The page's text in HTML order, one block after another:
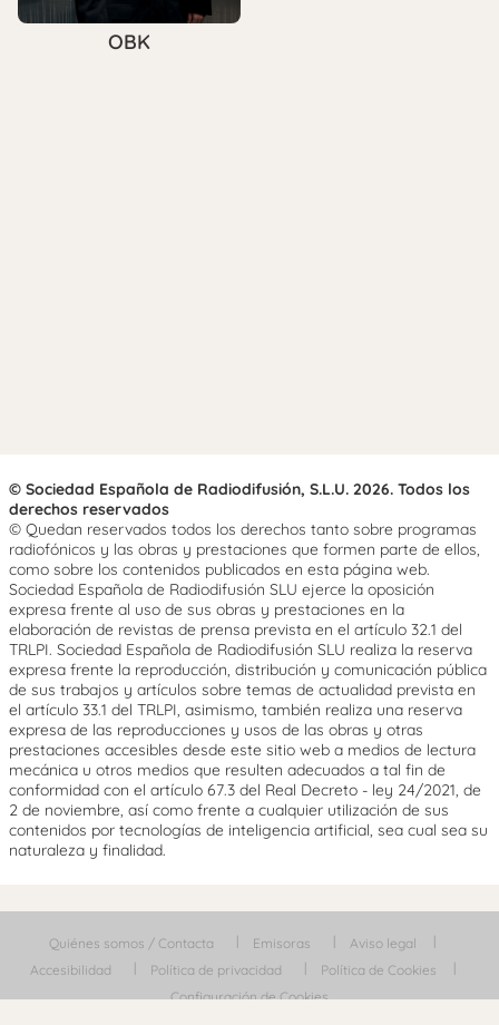
OBK
© Sociedad Española de Radiodifusión, S.L.U. 2026. Todos los
derechos reservados
© Quedan reservados todos los derechos tanto sobre programas
radiofónicos y las obras y prestaciones que formen parte de ellos,
como sobre los contenidos publicados en esta página web.
Sociedad Española de Radiodifusión SLU ejerce la oposición
expresa frente al uso de sus obras y prestaciones en la
elaboración de revistas de prensa prevista en el artículo 32.1 del
TRLPI. Sociedad Española de Radiodifusión SLU realiza la reserva
expresa frente la reproducción, distribución y comunicación pública
de sus trabajos y artículos sobre temas de actualidad prevista en
el artículo 33.1 del TRLPI, asimismo, también realiza una reserva
expresa de las reproducciones y usos de las obras y otras
prestaciones accesibles desde este sitio web a medios de lectura
mecánica u otros medios que resulten adecuados a tal fin de
conformidad con el artículo 67.3 del Real Decreto - ley 24/2021, de
2 de noviembre, así como frente a cualquier utilización de sus
contenidos por tecnologías de inteligencia artificial, sea cual sea su
naturaleza y finalidad.
Quiénes somos / Contacta Emisoras
Aviso legal
Accesibilidad
Política de privacidad
Política de Cookies
Configuración de Cookies